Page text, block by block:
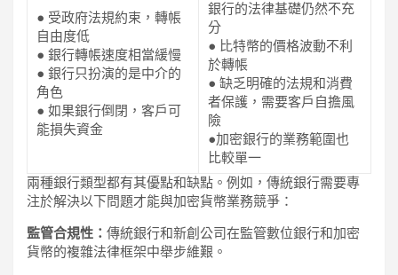
● 受政府法規約束，轉帳
自由度低
● 銀行轉帳速度相當緩慢
● 銀行只扮演的是中介的
角色
● 如果銀行倒閉，客戶可
能損失資金
銀行的法律基礎仍然不充
分
● 比特幣的價格波動不利
於轉帳
● 缺乏明確的法規和消費
者保護，需要客戶自擔風
險
●加密銀行的業務範圍也
比較單一
兩種銀行類型都有其優點和缺點。例如，傳統銀行需要專
注於解決以下問題才能與加密貨幣業務競爭：
監管合規性： 傳統銀行和新創公司在監管數位銀行和加密
貨幣的複雜法律框架中舉步維艱。